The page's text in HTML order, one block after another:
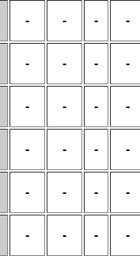
- - - -
- - - -
- - - -
- - - -
- - - -
- - - -